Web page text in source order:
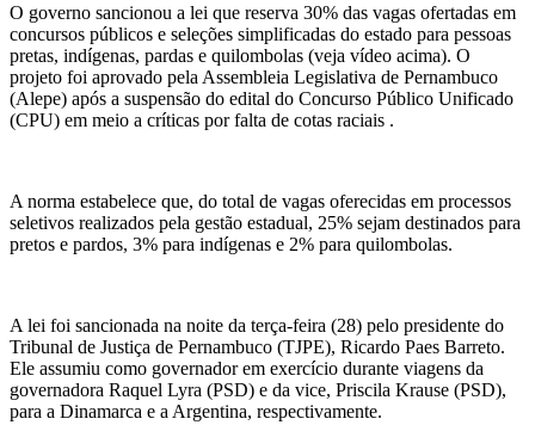
O governo sancionou a lei que reserva 30% das vagas ofertadas em
concursos públicos e seleções simplificadas do estado para pessoas
pretas, indígenas, pardas e quilombolas (veja vídeo acima). O
projeto foi aprovado pela Assembleia Legislativa de Pernambuco
(Alepe) após a suspensão do edital do Concurso Público Unificado
(CPU) em meio a críticas por falta de cotas raciais .
A norma estabelece que, do total de vagas oferecidas em processos
seletivos realizados pela gestão estadual, 25% sejam destinados para
pretos e pardos, 3% para indígenas e 2% para quilombolas.
A lei foi sancionada na noite da terça-feira (28) pelo presidente do
Tribunal de Justiça de Pernambuco (TJPE), Ricardo Paes Barreto.
Ele assumiu como governador em exercício durante viagens da
governadora Raquel Lyra (PSD) e da vice, Priscila Krause (PSD),
para a Dinamarca e a Argentina, respectivamente.